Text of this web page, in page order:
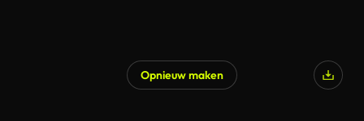
Opnieuw maken